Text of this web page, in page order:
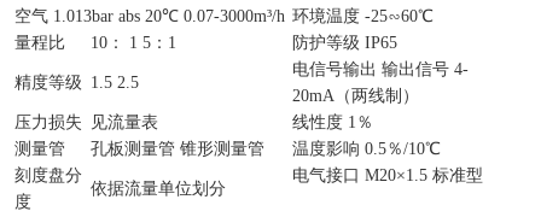
空气 1.013bar abs 20℃ 0.07-3000m³/h 环境温度 -25∽60℃
量程比
10： 1 5：1 防护等级 IP65
精度等级 1.5 2.5
电信号输出 输出信号 4-
20mA（两线制）
压力损失
见流量表
线性度 1％
测量管
孔板测量管 锥形测量管
温度影响 0.5％/10℃
刻度盘分
度
依据流量单位划分
电气接口 M20×1.5 标准型